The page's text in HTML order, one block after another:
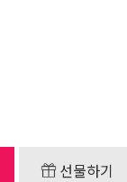
선물하기